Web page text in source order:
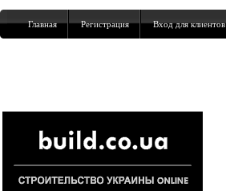
Главная Регистрация Вход для клиентов